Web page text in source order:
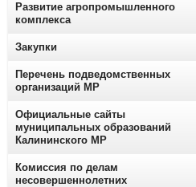
Развитие агропромышленного
комплекса
Закупки
Перечень подведомственных
организаций МР
Официальные сайты
муниципальных образований
Калининского МР
Комиссия по делам
несовершеннолетних